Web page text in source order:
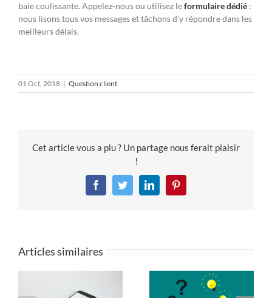
baie coulissante. Appelez-nous ou utilisez leformulaire dédié :
nous lisons tous vos messages et tâchons d’y répondre dans les
meilleurs délais.
01 Oct, 2018 | Question client
Cet article vous a plu ? Un partage nous ferait plaisir
!
FacebookTwitterLinkedInPinterest
Articles similaires